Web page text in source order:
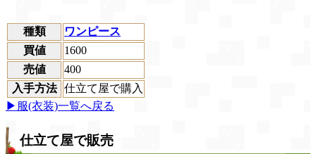
種類
ワンピース
買値
1600
売値
400
入手方法
仕立て屋で購入
▶服(衣装)一覧へ戻る
仕立て屋で販売